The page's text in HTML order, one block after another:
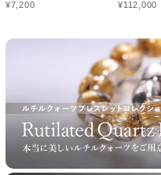
¥7,200 ¥112,000